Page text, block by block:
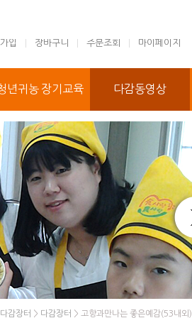
입 장바구니 주문조회 마이페이지
년귀농 장기교육 다감동영상
다감장터 > 다감장터 > 고향과만나는 좋은예감(53내외)